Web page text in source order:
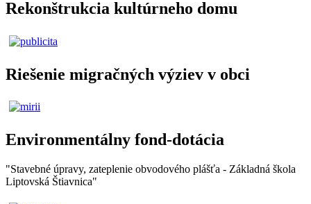
Rekonštrukcia kultúrneho domu
Riešenie migračných výziev v obci
Environmentálny fond-dotácia
"Stavebné úpravy, zateplenie obvodového plášťa - Základná škola
Liptovská Štiavnica"